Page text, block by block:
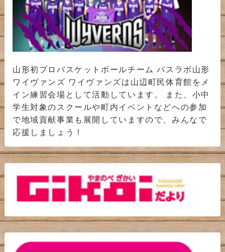
山形初プロバスケットボールチーム パスラボ山形
ワイヴァンズ ワイヴァンズは山辺町民体育館をメ
イン練習会場として活動しています。 また、小中
学生対象のスクールや町内イベントなどへの参加
で地域貢献事業も展開していますので、みんなで
応援しましょう！